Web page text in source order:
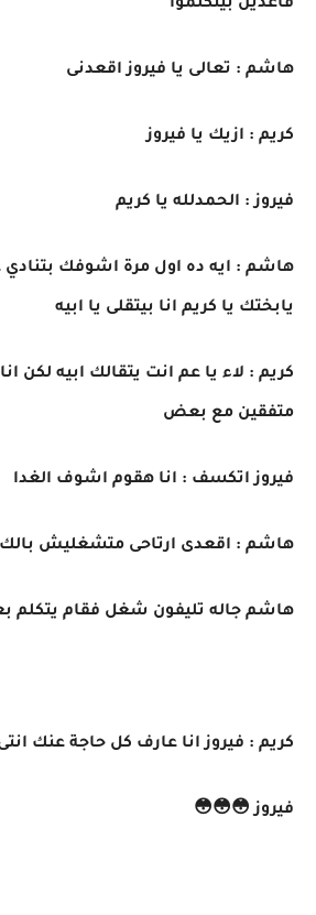
قاعدين بيتكلموا
هاشم : تعالى يا فيروز اقعدنى
كريم : ازيك يا فيروز
فيروز : الحمدلله يا كريم
هاشم : ايه ده اول مرة اشوفك
يابختك يا كريم انا بيتقلى يا ابيه
كريم : لاء يا عم انت يتقالك ابيه لكن انا
متفقين مع بعض
فيروز اتكسف : انا هقوم اشوف الغدا
هاشم : اقعدى ارتاحى متشغليش بالك
هاشم جاله تليفون شغل فقام يتكلم
كريم : فيروز انا عارف كل حاجة عنك
فيروز 😳😳😳